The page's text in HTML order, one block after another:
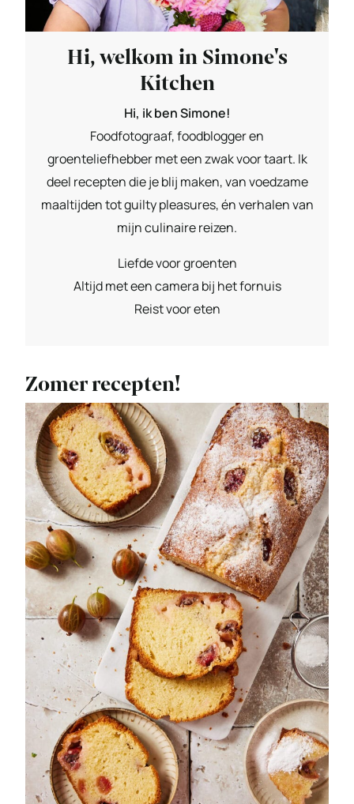
Hi, welkom in Simone's
Kitchen
Hi, ik ben Simone!
Foodfotograaf, foodblogger en
groenteliefhebber met een zwak voor taart. Ik
deel recepten die je blij maken, van voedzame
maaltijden tot guilty pleasures, én verhalen van
mijn culinaire reizen.
Liefde voor groenten
Altijd met een camera bij het fornuis
Reist voor eten
Zomer recepten!